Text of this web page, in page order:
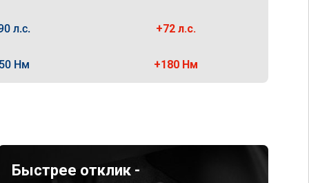
л.с. +72 л.с.
Нм +180 Нм
Быстрее отклик -